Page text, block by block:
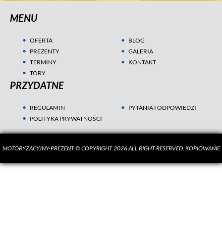
MENU
OFERTA
PREZENTY
TERMINY
TORY
BLOG
GALERIA
KONTAKT
PRZYDATNE
REGULAMIN
POLITYKA PRYWATNOŚCI
PYTANIA I ODPOWIEDZI
MOTORYZACYJNY-PREZENT © COPYRIGHT 2026 ALL RIGHT RESERVED. KOPIOWANIE